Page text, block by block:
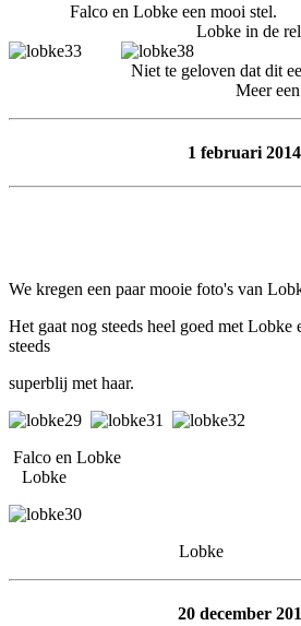
Falco en Lobke
Lobke in de relaxe
Niet te geloven dat dit een
Meer een friese
1 februari 2014
We kregen een paar mooie foto's van
Het gaat nog steeds heel goed met Lobke
steeds
superblij met haar.
Falco en
Lobke
Lobke
20 december